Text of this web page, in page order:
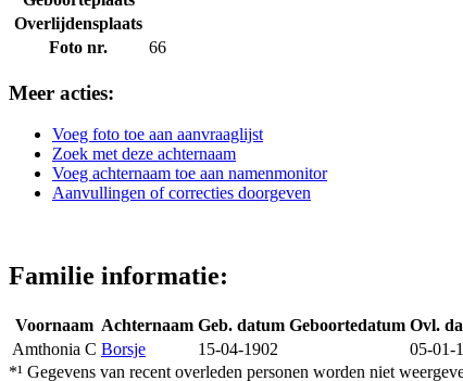
Overlijdensplaats
Foto nr.
66
Meer acties:
Voeg foto toe aan aanvraaglijst
Zoek met deze achternaam
Voeg achternaam toe aan namenmonitor
Aanvullingen of correcties doorgeven
Familie informatie:
Voornaam Achternaam Geb. datum Geboortedatum Ovl.
Amthonia C Borsje 15-04-1902 05-01-
*¹ Gegevens van recent overleden personen worden niet